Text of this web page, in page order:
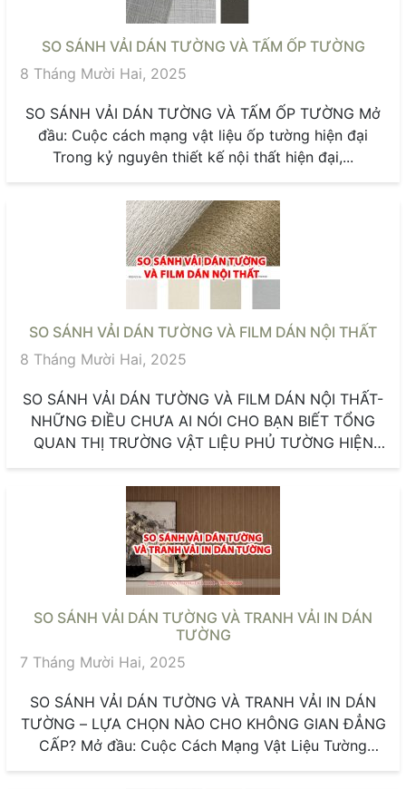
SO SÁNH VẢI DÁN TƯỜNG VÀ TẤM ỐP TƯỜNG
8 Tháng Mười Hai, 2025
SO SÁNH VẢI DÁN TƯỜNG VÀ TẤM ỐP TƯỜNG Mở
đầu: Cuộc cách mạng vật liệu ốp tường hiện đại
Trong kỷ nguyên thiết kế nội thất hiện đại,...
SO SÁNH VẢI DÁN TƯỜNG VÀ FILM DÁN NỘI THẤT
8 Tháng Mười Hai, 2025
SO SÁNH VẢI DÁN TƯỜNG VÀ FILM DÁN NỘI THẤT-
NHỮNG ĐIỀU CHƯA AI NÓI CHO BẠN BIẾT TỔNG
QUAN THỊ TRƯỜNG VẬT LIỆU PHỦ TƯỜNG HIỆN
SO SÁNH VẢI DÁN TƯỜNG VÀ TRANH VẢI IN DÁN
TƯỜNG
7 Tháng Mười Hai, 2025
SO SÁNH VẢI DÁN TƯỜNG VÀ TRANH VẢI IN DÁN
TƯỜNG – LỰA CHỌN NÀO CHO KHÔNG GIAN ĐẲNG
CẤP? Mở đầu: Cuộc Cách Mạng Vật Liệu Tường